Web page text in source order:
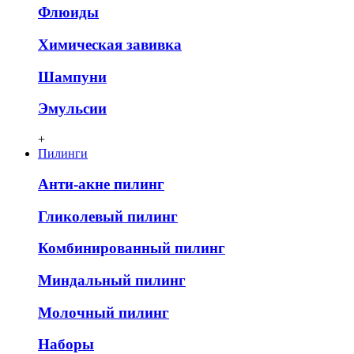
Флюиды
Химическая завивка
Шампуни
Эмульсии
+
Пилинги
Анти-акне пилинг
Гликолевый пилинг
Комбинированный пилинг
Миндальный пилинг
Молочный пилинг
Наборы